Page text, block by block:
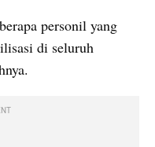
personil yang
di seluruh